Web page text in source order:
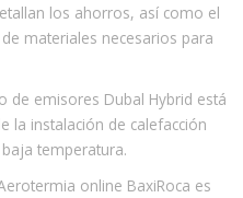
los ahorros, así como el
materiales necesarios para
de emisores Dubal Hybrid está
la instalación de calefacción
temperatura.
online BaxiRoca es